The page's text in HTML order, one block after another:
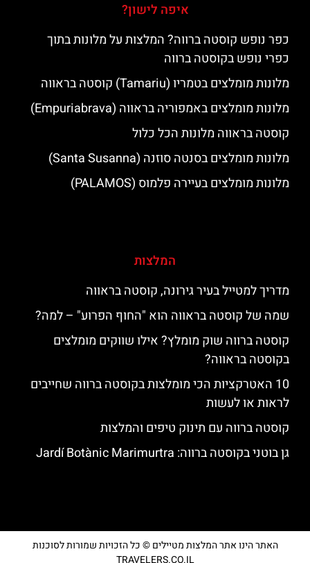
איפה לישון?
כפר נופש קוסטה ברווה? המלצות על מלונות בתוך
כפרי נופש בקוסטה ברווה
מלונות מומלצים בטמריו (Tamariu) קוסטה בראווה
מלונות מומלצים באמפוריה בראווה (Empuriabrava)
קוסטה בראווה מלונות הכל כלול
מלונות מומלצים בסנטה סוזנה (Santa Susanna)
מלונות מומלצים בעיירה פלמוס (PALAMOS)
המלצות
מדריך למטייל בעיר גירונה, קוסטה בראווה
שמה של קוסטה בראווה הוא "החוף הפרוע" – למה?
קוסטה ברווה שוק מומלץ? אילו שווקים מומלצים
בקוסטה בראווה?
10 האטרקציות הכי מומלצות בקוסטה ברווה שחייבים
לראות או לעשות
קוסטה ברווה עם תינוק טיפים והמלצות
גן בוטני בקוסטה ברווה: ‪‪Jardí Botànic Marimurtra‬‬
האתר הינו אתר המלצות מטיילים © כל הזכויות שמורות לסוכנות